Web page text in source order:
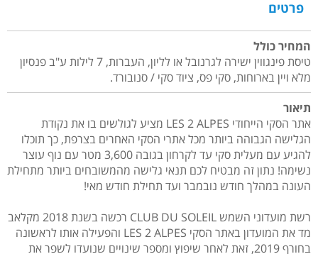
פרטים
המחיר כולל
טיסת פינגווין ישירה לגרנובל או לליון, העברות, 7 לילות ע"ב פנסיון
מלא ויין בארוחות, סקי פס, ציוד סקי / סנובורד.
תיאור
אתר הסקי הייחודי LES 2 ALPES מציע לגולשים בו את נקודת
הגלישה הגבוהה ביותר מכל אתרי הסקי האחרים בצרפת, כך תוכלו
להגיע עם מעלית סקי עד לקרחון בגובה 3,600 מטר עם נוף עוצר
נשימה! נתון זה מבטיח לכם תנאי גלישה מהמשובחים ביותר מתחילת
העונה במהלך חודש נובמבר ועד תחילת חודש מאי!
רשת מועדוני השמש CLUB DU SOLEIL רכשה בשנת 2018 מקלאב
מד את המועדון באתר הסקי LES 2 ALPES והפעילה אותו לראשונה
בחורף 2019, זאת לאחר שיפוץ ומספר שינויים שנועדו לשפר את